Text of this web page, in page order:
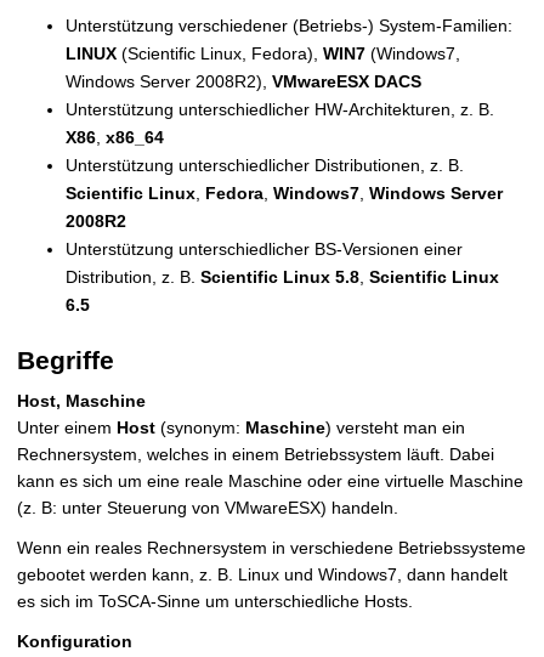
Unterstützung verschiedener (Betriebs-) System-Familien:
LINUX (Scientific Linux, Fedora), WIN7 (Windows7,
Windows Server 2008R2), VMwareESX DACS
Unterstützung unterschiedlicher HW-Architekturen, z. B.
X86 x86_64
Unterstützung unterschiedlicher Distributionen, z. B.
Scientific Linux Fedora Windows7 Windows Server
2008R2
Unterstützung unterschiedlicher BS-Versionen einer
Distribution, z. B. Scientific Linux 5.8 Scientific Linux
6.5
Begriffe
Host, Maschine
Unter einem Host (synonym: Maschine) versteht man ein
Rechnersystem, welches in einem Betriebssystem läuft. Dabei
kann es sich um eine reale Maschine oder eine virtuelle Maschine
(z. B: unter Steuerung von VMwareESX) handeln.
Wenn ein reales Rechnersystem in verschiedene Betriebssysteme
gebootet werden kann, z. B. Linux und Windows7, dann handelt
es sich im ToSCA-Sinne um unterschiedliche Hosts.
Konfiguration